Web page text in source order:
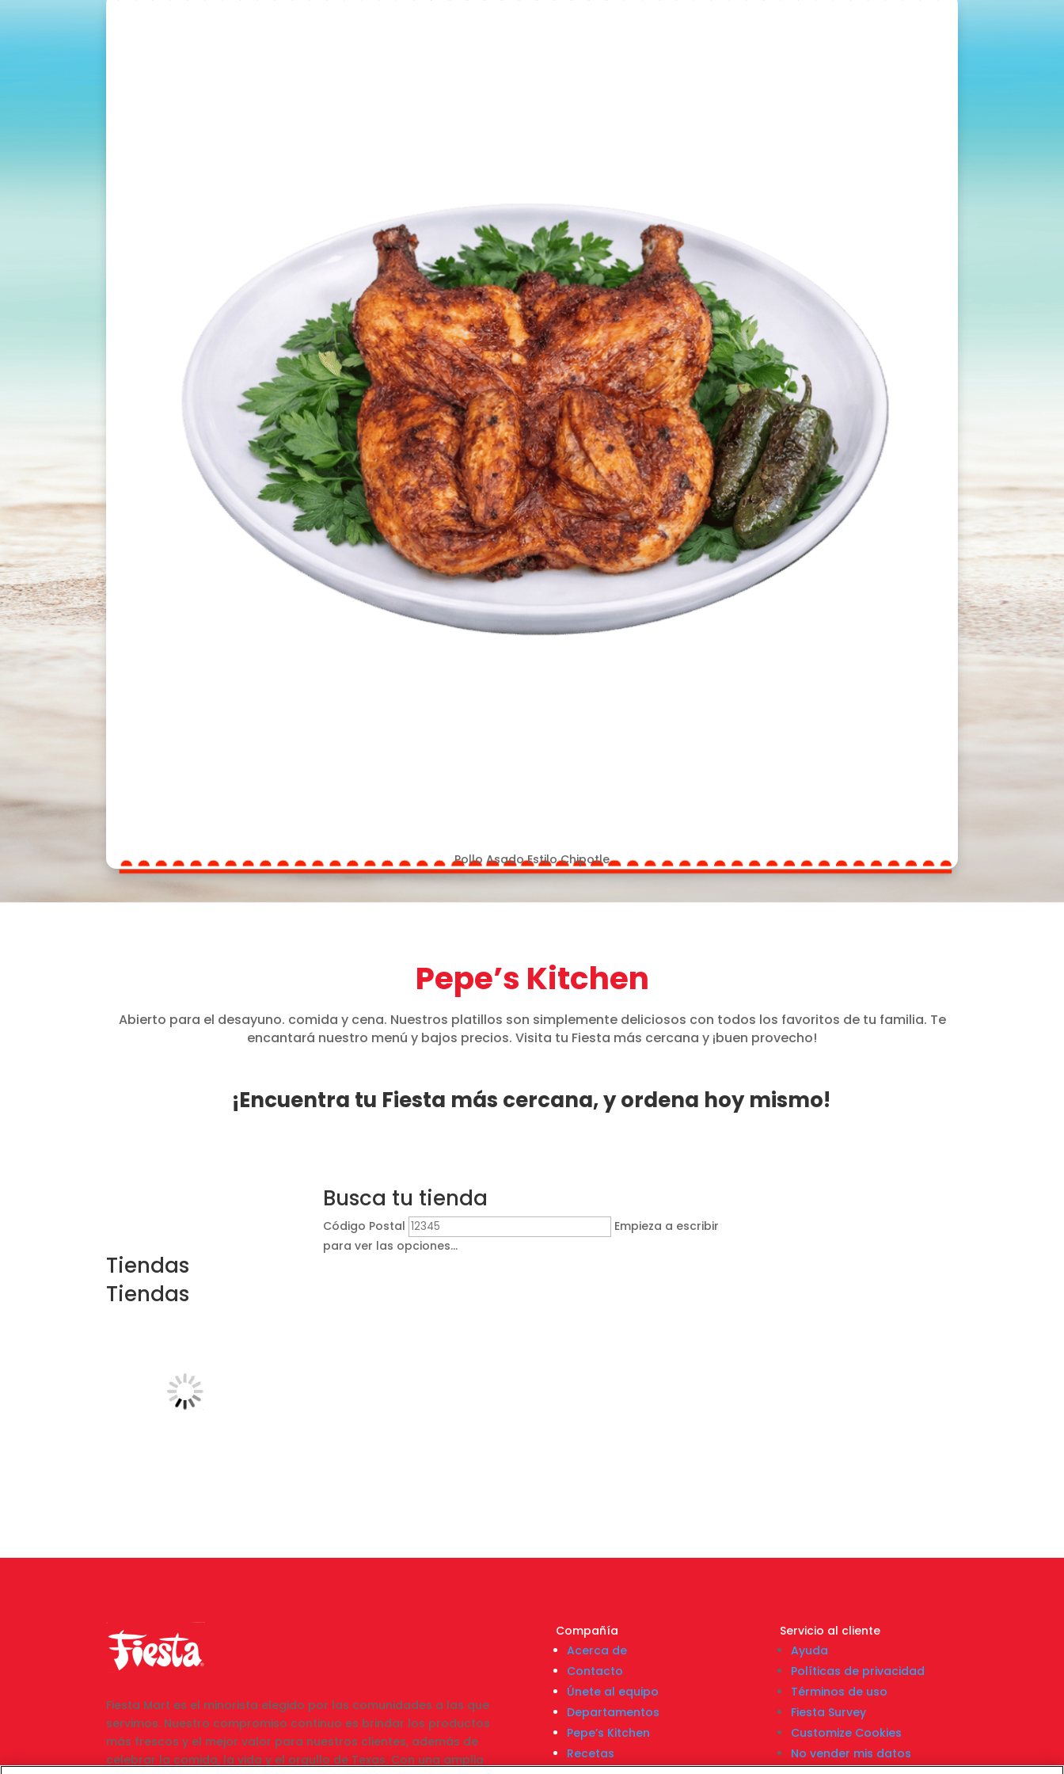
Pollo Asado Estilo Chipotle
Pepe’s Kitchen
Abierto para el desayuno. comida y cena. Nuestros platillos son simplemente deliciosos con todos los favoritos de tu familia. Te
encantará nuestro menú y bajos precios. Visita tu Fiesta más cercana y ¡buen provecho!
¡Encuentra tu Fiesta más cercana, y ordena hoy mismo!
Busca tu tienda
Código Postal
Empieza a escribir
para ver las opciones...
Tiendas
Tiendas
Fiesta Mart es el minorista elegido por las comunidades a las que
servimos. Nuestro compromiso continuo es brindar los productos
más frescos y el mejor valor para nuestros clientes, además de
celebrar la comida, la vida y el orgullo de Texas. Con una amplia
Compañía
Acerca de
Contacto
Únete al equipo
Departamentos
Pepe’s Kitchen
Recetas
Servicio al cliente
Ayuda
Políticas de privacidad
Términos de uso
Fiesta Survey
Customize Cookies
No vender mis datos